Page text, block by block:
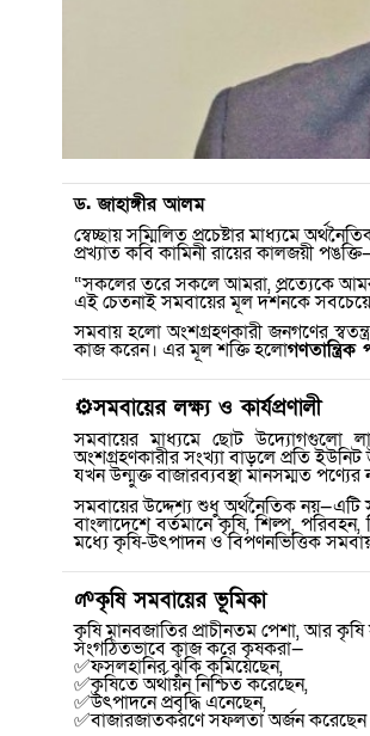
ড. জাহাঙ্গীর আলম
স্বেচ্ছায় সম্মিলিত প্রচেষ্টার মাধ্যমে
প্রখ্যাত কবি কামিনী রায়ের কালজয়ী
“সকলের তরে সকলে আমরা,প্রত্যেকে
এই চেতনাই সমবায়ের মূল দর্শনকে
সমবায় হলো অংশগ্রহণকারী জনগণের
কাজ করেন। এর মূল শক্তি হলোগণতান্ত্রিক
⚙️সমবায়ের লক্ষ্য ও কার্যপ্রণালী
সমবায়ের মাধ্যমে ছোট উদ্যোগগুলো
অংশগ্রহণকারীর সংখ্যা বাড়লে প্রতি
যখন উন্মুক্ত বাজারব্যবস্থা মানসম্মত পণ্যের
সমবায়ের উদ্দেশ্য শুধু অর্থনৈতিক নয়—এটি
বাংলাদেশে বর্তমানে কৃষি,শিল্প, পরিবহন,
মধ্যে কৃষি-উৎপাদন ও বিপণনভিত্তিক
🌱কৃষি সমবায়ের ভূমিকা
কৃষি মানবজাতির প্রাচীনতম পেশা,আর কৃষি
সংগঠিতভাবে কাজ করে কৃষকরা—
✅ফসলহানির ঝুঁকি কমিয়েছেন,
✅কৃষিতে অর্থায়ন নিশ্চিত করেছেন,
✅উৎপাদনে প্রবৃদ্ধি এনেছেন,
✅বাজারজাতকরণে সফলতা অর্জন